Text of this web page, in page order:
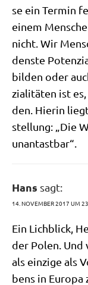
se ein Ter­min
einem
nicht. Wir
den­ste
bil­den oder
zia­li­tä­ten ist
den. Hier­in
stel­lung: „Die
unantastbar“.
Hans sagt:
14. NOVEMBER 2017 UM
Ein Lich­blick,
der Polen. Und
als ein­zi­ge als
bens in Euro­pa